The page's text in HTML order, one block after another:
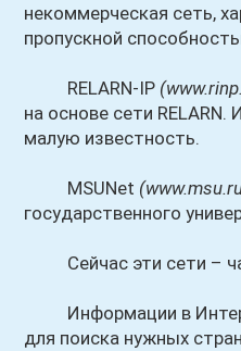
некоммерческая сеть,
пропускной
RELARN-IP
на основе сети
малую известность.
MSUNet
государственного
Сейчас эти сети –
Информации в
для поиска нужных